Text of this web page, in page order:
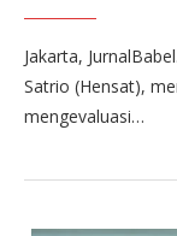
Jakarta,
Satrio (Hensat),
mengevaluasi…